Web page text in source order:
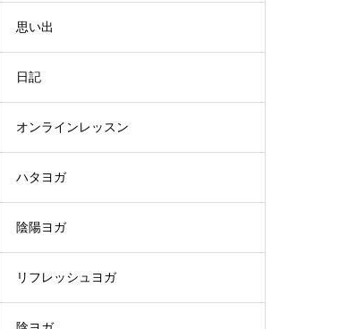
思い出
日記
オンラインレッスン
ハタヨガ
陰陽ヨガ
リフレッシュヨガ